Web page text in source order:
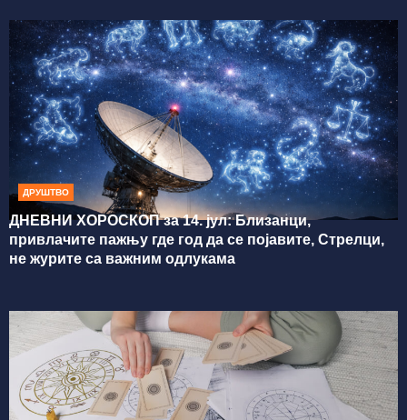
ДРУШТВО
ДНЕВНИ ХОРОСКОП за 14. јул: Близанци,
привлачите пажњу где год да се појавите, Стрелци,
не журите са важним одлукама